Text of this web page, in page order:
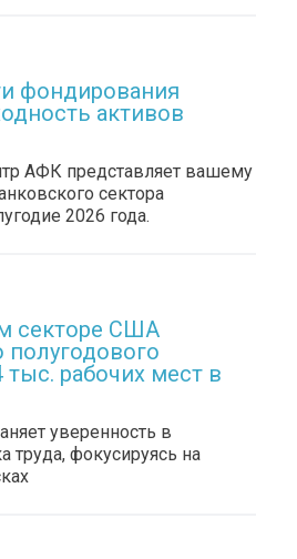
фондирования
активов
АФК представляет вашему
сектора
2026 года.
секторе США
рабочих мест в
уверенность в
труда, фокусируясь на